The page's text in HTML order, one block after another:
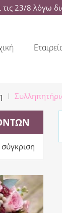
τις 23/8 λόγω
σύγκριση